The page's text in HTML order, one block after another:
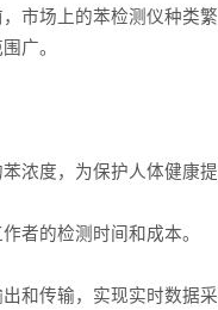
市场上的苯检测仪种类
广。
浓度，为保护人体健康提
者的检测时间和成本。
和传输，实现实时数据